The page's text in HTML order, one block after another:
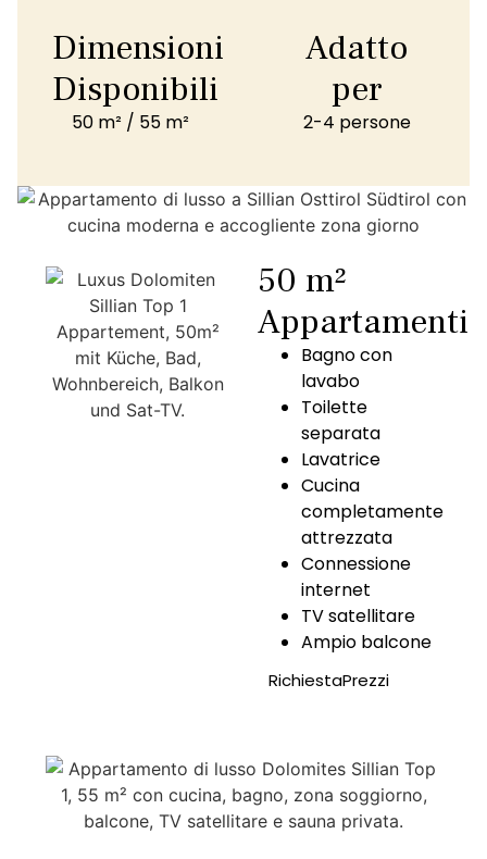
Dimensioni
Disponibili
50 m² / 55 m²
Adatto
per
2-4 persone
50 m²
Appartamenti
Bagno con
lavabo
Toilette
separata
Lavatrice
Cucina
completamente
attrezzata
Connessione
internet
TV satellitare
Ampio balcone
RichiestaPrezzi